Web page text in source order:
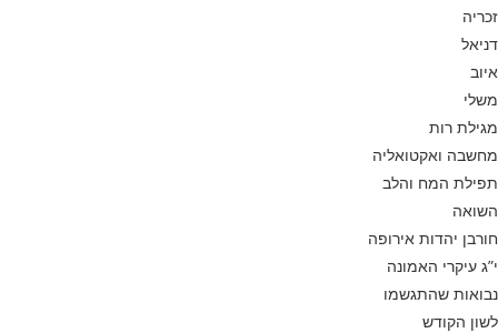
זכריה
דניאל
איוב
משלי
מגילת רות
מחשבה ואקטואליה
תפילת המח והלב
השואה
חורבן יהדות אירופה
י”ג עיקרי האמונה
נבואות שהתגשמו
לשון הקודש